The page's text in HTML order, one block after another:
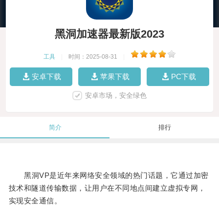
黑洞加速器最新版2023
工具 时间：2025-08-31
安卓下载 苹果下载 PC下载
安卓市场，安全绿色
简介 排行
黑洞VP是近年来网络安全领域的热门话题，它通过加密
技术和隧道传输数据，让用户在不同地点间建立虚拟专网，
实现安全通信。